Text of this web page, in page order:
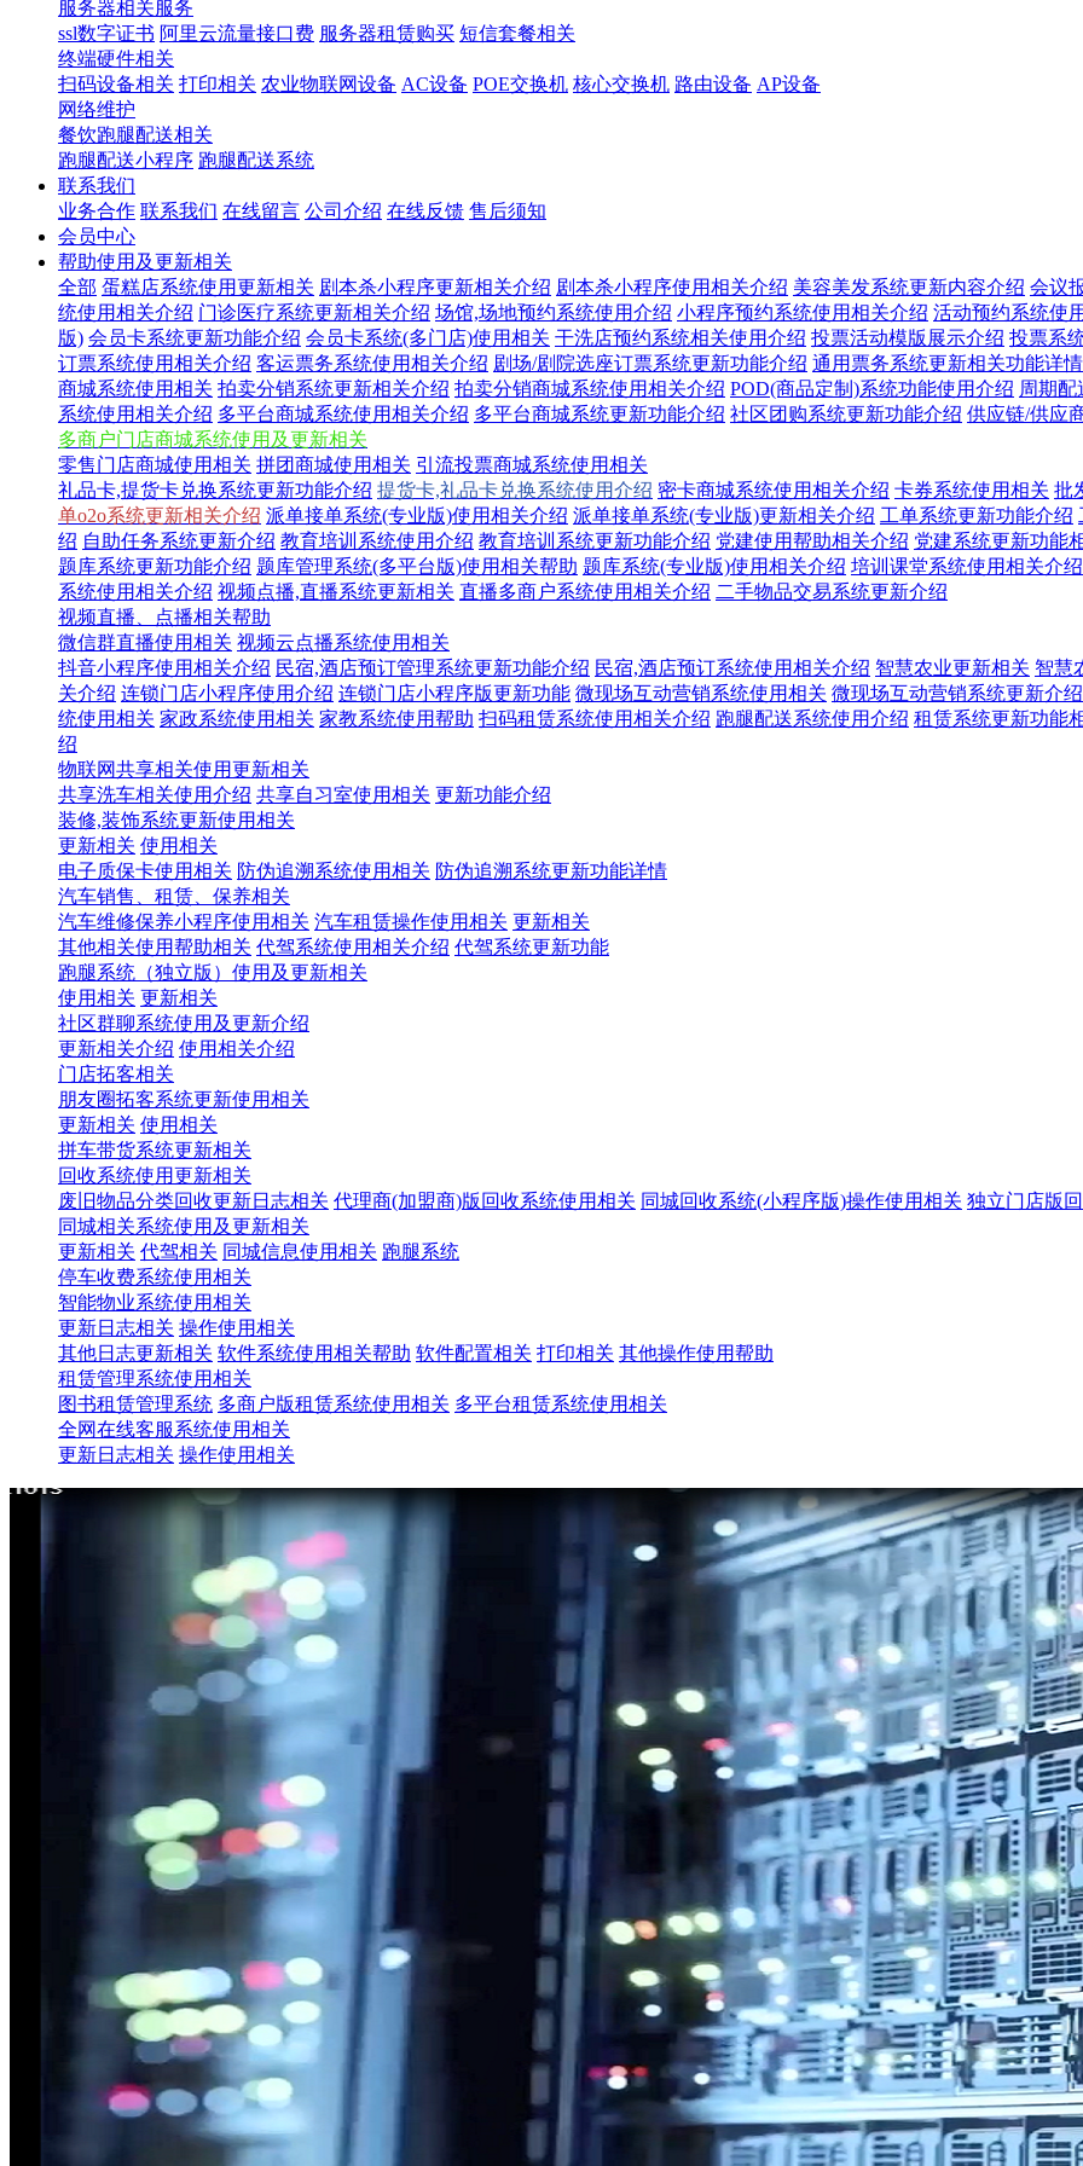
服务器相关服务
ssl数字证书 阿里云流量接口费 服务器租赁购买 短信套餐相关
终端硬件相关
扫码设备相关 打印相关 农业物联网设备 AC设备 POE交换机 核心交换机 路由设备 AP设备
网络维护
餐饮跑腿配送相关
跑腿配送小程序 跑腿配送系统
联系我们
业务合作 联系我们 在线留言 公司介绍 在线反馈 售后须知
会员中心
帮助使用及更新相关
全部 蛋糕店系统使用更新相关 剧本杀小程序更新相关介绍 剧本杀小程序使用相关介绍 美容美发系统更新内容介绍 会议
统使用相关介绍 门诊医疗系统更新相关介绍 场馆,场地预约系统使用介绍 小程序预约系统使用相关介绍 活动预约系统使
版) 会员卡系统更新功能介绍 会员卡系统(多门店)使用相关 干洗店预约系统相关使用介绍 投票活动模版展示介绍 投票系
订票系统使用相关介绍 客运票务系统使用相关介绍 剧场/剧院选座订票系统更新功能介绍 通用票务系统更新相关功能详情
商城系统使用相关 拍卖分销系统更新相关介绍 拍卖分销商城系统使用相关介绍 POD(商品定制)系统功能使用介绍 周期
系统使用相关介绍 多平台商城系统使用相关介绍 多平台商城系统更新功能介绍 社区团购系统更新功能介绍 供应链/供应
多商户门店商城系统使用及更新相关
零售门店商城使用相关 拼团商城使用相关 引流投票商城系统使用相关
礼品卡,提货卡兑换系统更新功能介绍 提货卡,礼品卡兑换系统使用介绍 密卡商城系统使用相关介绍 卡券系统使用相关 批
单o2o系统更新相关介绍 派单接单系统(专业版)使用相关介绍 派单接单系统(专业版)更新相关介绍 工单系统更新功能介绍
绍 自助任务系统更新介绍 教育培训系统使用介绍 教育培训系统更新功能介绍 党建使用帮助相关介绍 党建系统更新功能
题库系统更新功能介绍 题库管理系统(多平台版)使用相关帮助 题库系统(专业版)使用相关介绍 培训课堂系统使用相关介绍
系统使用相关介绍 视频点播,直播系统更新相关 直播多商户系统使用相关介绍 二手物品交易系统更新介绍
视频直播、点播相关帮助
微信群直播使用相关 视频云点播系统使用相关
抖音小程序使用相关介绍 民宿,酒店预订管理系统更新功能介绍 民宿,酒店预订系统使用相关介绍 智慧农业更新相关 智慧
关介绍 连锁门店小程序使用介绍 连锁门店小程序版更新功能 微现场互动营销系统使用相关 微现场互动营销系统更新介绍
统使用相关 家政系统使用相关 家教系统使用帮助 扫码租赁系统使用相关介绍 跑腿配送系统使用介绍 租赁系统更新功能
绍
物联网共享相关使用更新相关
共享洗车相关使用介绍 共享自习室使用相关 更新功能介绍
装修,装饰系统更新使用相关
更新相关 使用相关
电子质保卡使用相关 防伪追溯系统使用相关 防伪追溯系统更新功能详情
汽车销售、租赁、保养相关
汽车维修保养小程序使用相关 汽车租赁操作使用相关 更新相关
其他相关使用帮助相关 代驾系统使用相关介绍 代驾系统更新功能
跑腿系统（独立版）使用及更新相关
使用相关 更新相关
社区群聊系统使用及更新介绍
更新相关介绍 使用相关介绍
门店拓客相关
朋友圈拓客系统更新使用相关
更新相关 使用相关
拼车带货系统更新相关
回收系统使用更新相关
废旧物品分类回收更新日志相关 代理商(加盟商)版回收系统使用相关 同城回收系统(小程序版)操作使用相关 独立门店版
同城相关系统使用及更新相关
更新相关 代驾相关 同城信息使用相关 跑腿系统
停车收费系统使用相关
智能物业系统使用相关
更新日志相关 操作使用相关
其他日志更新相关 软件系统使用相关帮助 软件配置相关 打印相关 其他操作使用帮助
租赁管理系统使用相关
图书租赁管理系统 多商户版租赁系统使用相关 多平台租赁系统使用相关
全网在线客服系统使用相关
更新日志相关 操作使用相关